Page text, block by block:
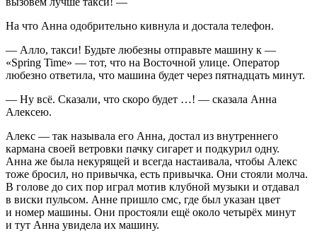
На что Анна одобрительно кивнула и достала телефон.
— Алло, такси! Будьте любезны отправьте машину к —
«Spring Time» — тот, что на Восточной улице. Оператор
любезно ответила, что машина будет через пятнадцать минут.
— Ну всё. Сказали, что скоро будет …! — сказала Анна
Алексею.
Алекс — так называла его Анна, достал из внутреннего
кармана своей ветровки пачку сигарет и подкурил одну.
Анна же была некурящей и всегда настаивала, чтобы Алекс
тоже бросил, но привычка, есть привычка. Они стояли молча.
В голове до сих пор играл мотив клубной музыки и отдавал
в виски пульсом. Анне пришло смс, где был указан цвет
и номер машины. Они простояли ещё около четырёх минут
и тут Анна увидела их машину.